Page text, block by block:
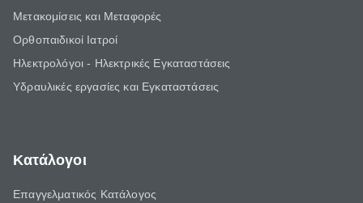
Μετακομίσεις και Μεταφορές
Ορθοπαιδικοί Ιατροί
Ηλεκτρολόγοι - Ηλεκτρικές Εγκαταστάσεις
Υδραυλικές εργασίες και Εγκαταστάσεις
Κατάλογοι
Επαγγελματικός Κατάλογος